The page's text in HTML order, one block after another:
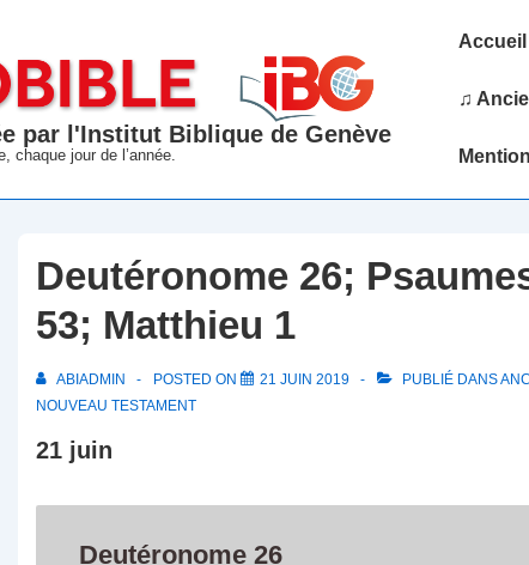
par l'Institut Biblique de Genève
chaque jour de l’année.
Main
Accueil
♫
Deutéronome 26;
53; Matthieu 1
ABIADMIN POSTED ON 21 JUIN 2019 PUBLIÉ DANS
NOUVEAU TESTAMENT
21 juin
Deutéronome 26